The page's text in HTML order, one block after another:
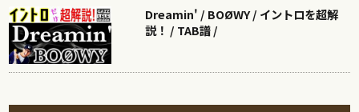
Dreamin' / BOØWY / イントロを超解
説！ / TAB譜 /